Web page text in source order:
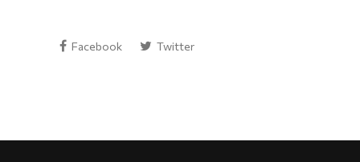
Facebook Twitter